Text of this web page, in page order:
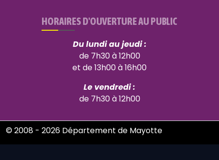
HORAIRES D'OUVERTURE AU PUBLIC
Du lundi au jeudi :
de 7h30 à 12h00
et de 13h00 à 16h00
Le vendredi :
de 7h30 à 12h00
© 2008 - 2026 Département de Mayotte